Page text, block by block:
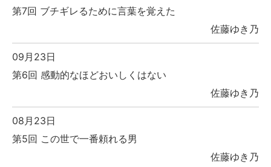
第7回 ブチギレるために言葉を覚えた
佐藤ゆき乃
09月23日
第6回 感動的なほどおいしくはない
佐藤ゆき乃
08月23日
第5回 この世で一番頼れる男
佐藤ゆき乃